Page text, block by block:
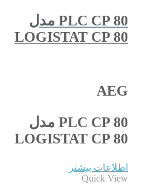
PLC CP 80 مدل
LOGISTAT CP 80
AEG
PLC CP 80 مدل
LOGISTAT CP 80
اطلاعات بیشتر
Quick View